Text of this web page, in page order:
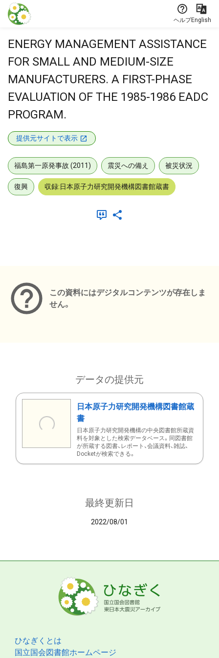
本文に飛ぶ
ヘルプEnglish
ENERGY MANAGEMENT ASSISTANCE
FOR SMALL AND MEDIUM-SIZE
MANUFACTURERS. A FIRST-PHASE
EVALUATION OF THE 1985-1986 EADC
PROGRAM.
提供元サイトで表示
福島第一原発事故 (2011) 震災への備え 被災状況
復興 収録:日本原子力研究開発機構図書館蔵書
この資料にはデジタルコンテンツが存在しま
せん。
データの提供元
日本原子力研究開発機構図書館蔵
書
日本原子力研究開発機構の中央図書館所蔵資
料を対象とした検索データベース。同図書館
が所蔵する図書、レポート、会議資料、雑誌、
Docketが検索できる。
最終更新日
2022/08/01
ひなぎくとは
国立国会図書館ホームページ